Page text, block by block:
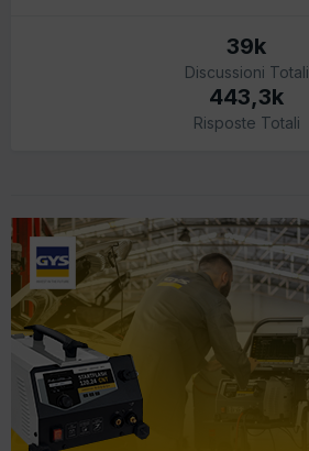
39k
Discussioni Totali
443,3k
Risposte Totali